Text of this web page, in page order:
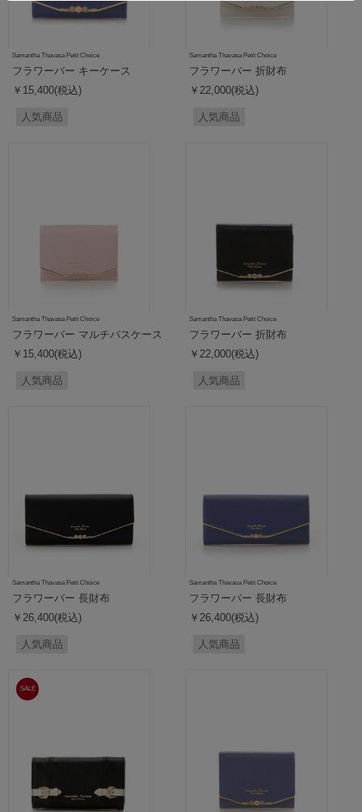
Samantha Thavasa Petit Choice
フラワーバー キーケース
￥15,400(税込)
人気商品
Samantha Thavasa Petit Choice
フラワーバー 折財布
￥22,000(税込)
人気商品
Samantha Thavasa Petit Choice
フラワーバー マルチパスケース
￥15,400(税込)
人気商品
Samantha Thavasa Petit Choice
フラワーバー 折財布
￥22,000(税込)
人気商品
Samantha Thavasa Petit Choice
フラワーバー 長財布
￥26,400(税込)
人気商品
Samantha Thavasa Petit Choice
フラワーバー 長財布
￥26,400(税込)
人気商品
SALE